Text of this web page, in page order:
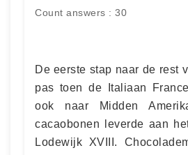
Count answers : 30
De eerste stap naar de rest
pas toen de Italiaan
ook naar Midden
cacaobonen leverde aan
Lodewijk XVIII.